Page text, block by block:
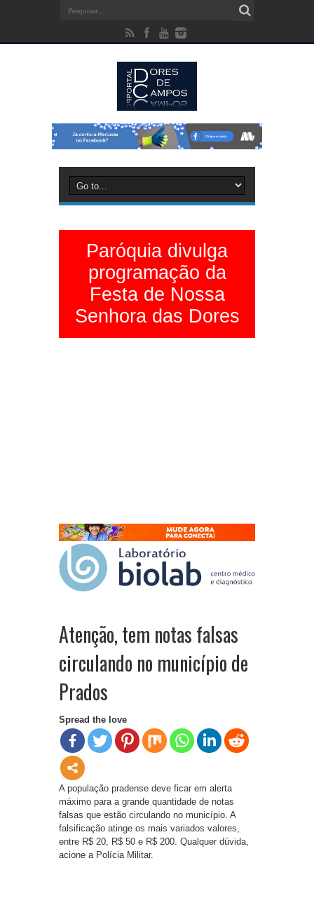
Paróquia divulga
programação da
Festa de Nossa
Senhora das Dores
Atenção, tem notas falsas
circulando no município de
Prados
Spread the love
A população pradense deve ficar em alerta
máximo para a grande quantidade de notas
falsas que estão circulando no município. A
falsificação atinge os mais variados valores,
entre R$ 20, R$ 50 e R$ 200. Qualquer dúvida,
acione a Polícia Militar.